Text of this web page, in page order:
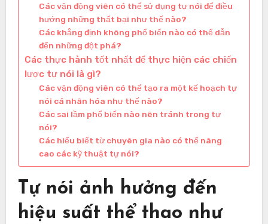
Các vận động viên có thể sử dụng tự nói để điều
hướng những thất bại như thế nào?
Các khẳng định không phổ biến nào có thể dẫn
đến những đột phá?
Các thực hành tốt nhất để thực hiện các chiến
lược tự nói là gì?
Các vận động viên có thể tạo ra một kế hoạch tự
nói cá nhân hóa như thế nào?
Các sai lầm phổ biến nào nên tránh trong tự
nói?
Các hiểu biết từ chuyên gia nào có thể nâng
cao các kỹ thuật tự nói?
Tự nói ảnh hưởng đến
hiệu suất thể thao như